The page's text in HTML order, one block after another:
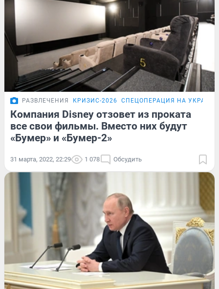
РАЗВЛЕЧЕНИЯ КРИЗИС-2026 СПЕЦОПЕРАЦИЯ НА УКРАИНЕ
Компания Disney отзовет из проката
все свои фильмы. Вместо них будут
«Бумер» и «Бумер-2»
31 марта, 2022, 22:29 1 078 Обсудить